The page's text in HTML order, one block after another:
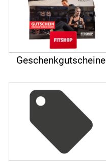
Geschenkgutscheine